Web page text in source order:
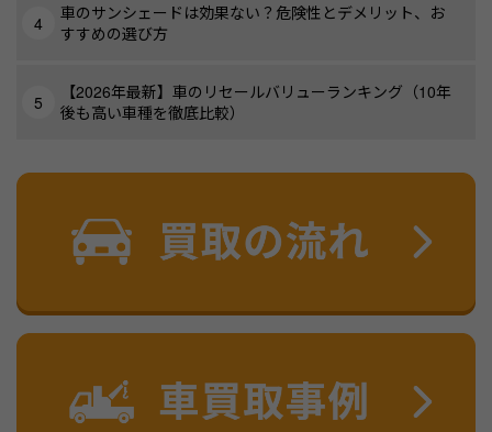
車のサンシェードは効果ない？危険性とデメリット、お
すすめの選び方
【2026年最新】車のリセールバリューランキング（10年
後も高い車種を徹底比較）